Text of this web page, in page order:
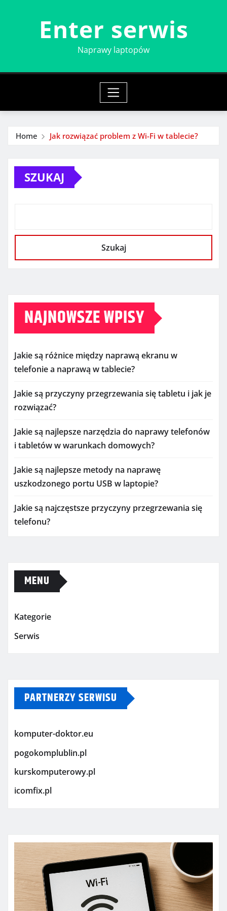
Enter serwis
Naprawy laptopów
Home Jak rozwiązać problem z Wi-Fi w tablecie?
SZUKAJ
Szukaj
NAJNOWSZE WPISY
Jakie są różnice między naprawą ekranu w
telefonie a naprawą w tablecie?
Jakie są przyczyny przegrzewania się tabletu i jak je
rozwiązać?
Jakie są najlepsze narzędzia do naprawy telefonów
i tabletów w warunkach domowych?
Jakie są najlepsze metody na naprawę
uszkodzonego portu USB w laptopie?
Jakie są najczęstsze przyczyny przegrzewania się
telefonu?
MENU
Kategorie
Serwis
PARTNERZY SERWISU
komputer-doktor.eu
pogokomplublin.pl
kurskomputerowy.pl
icomfix.pl